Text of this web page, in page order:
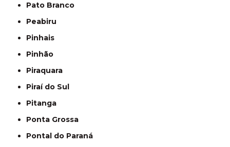
Pato Branco
Peabiru
Pinhais
Pinhão
Piraquara
Piraí do Sul
Pitanga
Ponta Grossa
Pontal do Paraná